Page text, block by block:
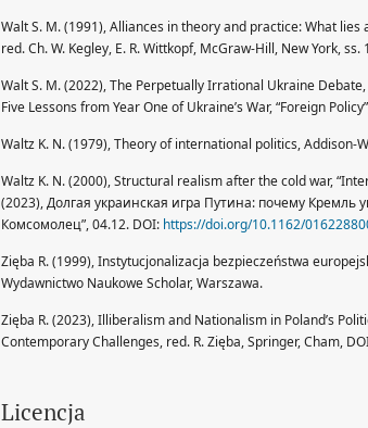
Walt S. M. (1991), Alliances in theory and practice: What
red. Ch. W. Kegley, E. R. Wittkopf, McGraw-Hill, New York, ss.
Walt S. M. (2022), The Perpetually Irrational Ukraine
Five Lessons from Year One of Ukraine’s War, “Foreign
Waltz K. N. (1979), Theory of international politics, Addison-
Waltz K. N. (2000), Structural realism after the cold war,
(2023), Долгая украинская игра Путина: почему Кремль
Комсомолец”, 04.12. DOI: https://doi.org/10.1162/
Zięba R. (1999), Instytucjonalizacja bezpieczeństwa
Wydawnictwo Naukowe Scholar, Warszawa.
Zięba R. (2023), Illiberalism and Nationalism in Poland’s
Contemporary Challenges, red. R. Zięba, Springer, Cham,
Licencja